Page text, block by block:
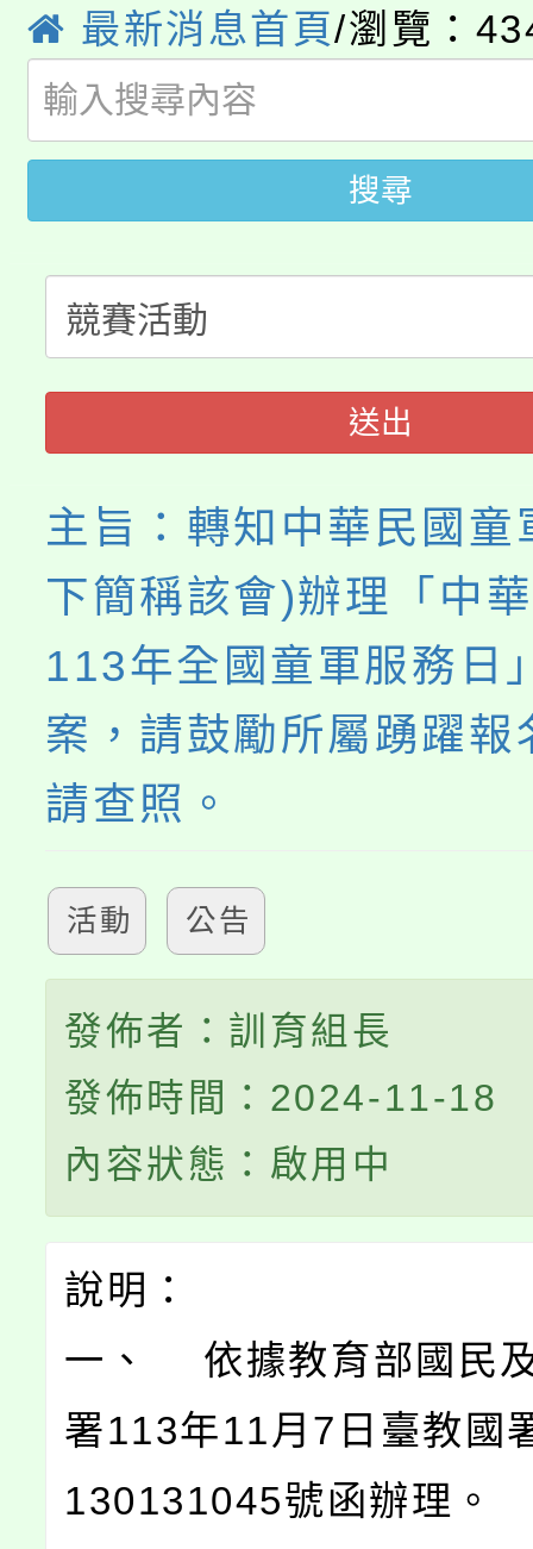
局官網。
8月14至27日，桃園電
開!
115年桃園市運動會8/
田徑場及游泳池舉行。
桃園市低收入戶享有免
視費優惠，中低收入戶
半價優惠，詳情可洽有
者。
大園自造教育及科技
份教師增能研習
份教師研習
淨零綠生活教案入校路
會
115年食農教育專業人
程
最新消息首頁/瀏覽：
搜尋
送出
主旨：轉知中華民國童
下簡稱該會)辦理「中
113年全國童軍服務日
案，請鼓勵所屬踴躍報
請查照。
活動 公告
發佈者：訓育組長
發佈時間：2024-11-18
內容狀態：啟用中
說明：
一、 依據教育部國民
署113年11月7日臺教國
130131045號函辦理。